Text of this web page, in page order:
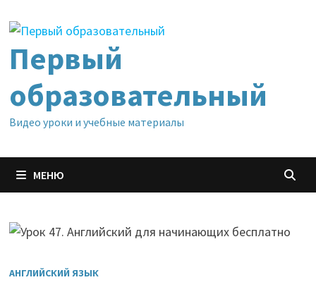
содержимому
Первый
образовательный
Видео уроки и учебные материалы
МЕНЮ
АНГЛИЙСКИЙ ЯЗЫК